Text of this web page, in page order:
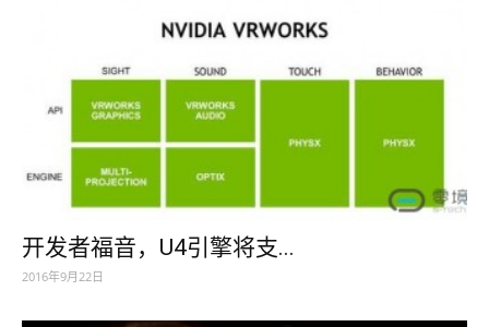
开发者福音，U4引擎将支...
2016年9月22日